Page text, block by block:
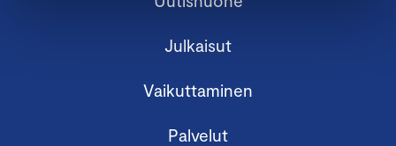
Julkaisut
Vaikuttaminen
Palvelut